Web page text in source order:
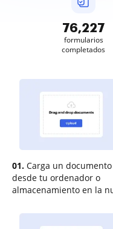
76,228
formularios
completados
01. Carga un documento
desde tu ordenador o
almacenamiento en la